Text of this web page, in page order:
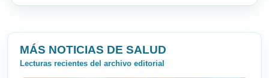
MÁS NOTICIAS DE SALUD
Lecturas recientes del archivo editorial